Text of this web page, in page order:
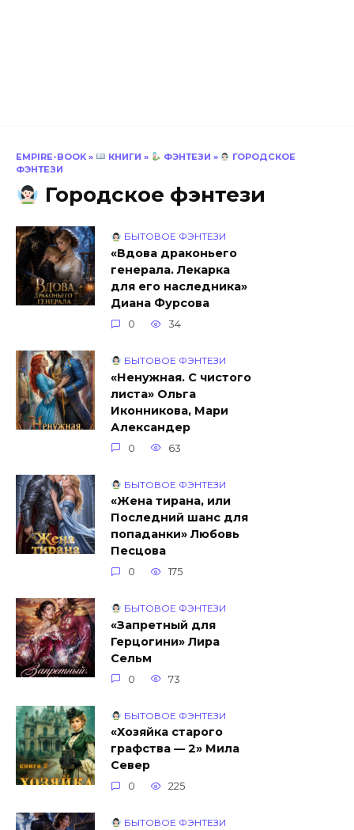
EMPIRE-BOOK » КНИГИ » ФЭНТЕЗИ »
ГОРОДСКОЕ
ФЭНТЕЗИ
Городское фэнтези
БЫТОВОЕ ФЭНТЕЗИ
«Вдова драконьего
генерала. Лекарка
для его наследника»
Диана Фурсова
0 34
БЫТОВОЕ ФЭНТЕЗИ
«Ненужная. С чистого
листа» Ольга
Иконникова, Мари
Александер
0 63
БЫТОВОЕ ФЭНТЕЗИ
«Жена тирана, или
Последний шанс для
попаданки» Любовь
Песцова
0 175
БЫТОВОЕ ФЭНТЕЗИ
«Запретный для
Герцогини» Лира
Сельм
0 73
БЫТОВОЕ ФЭНТЕЗИ
«Хозяйка старого
графства — 2» Мила
Север
0 225
БЫТОВОЕ ФЭНТЕЗИ